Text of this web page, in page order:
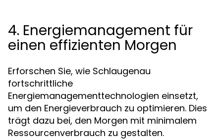
4. Energiemanagement für
einen effizienten Morgen
Erforschen Sie, wie Schlaugenau
fortschrittliche
Energiemanagementtechnologien einsetzt,
um den Energieverbrauch zu optimieren. Dies
trägt dazu bei, den Morgen mit minimalem
Ressourcenverbrauch zu gestalten.